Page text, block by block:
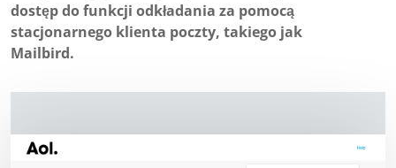
dostęp do funkcji odkładania za pomocą
stacjonarnego klienta poczty, takiego jak
Mailbird.